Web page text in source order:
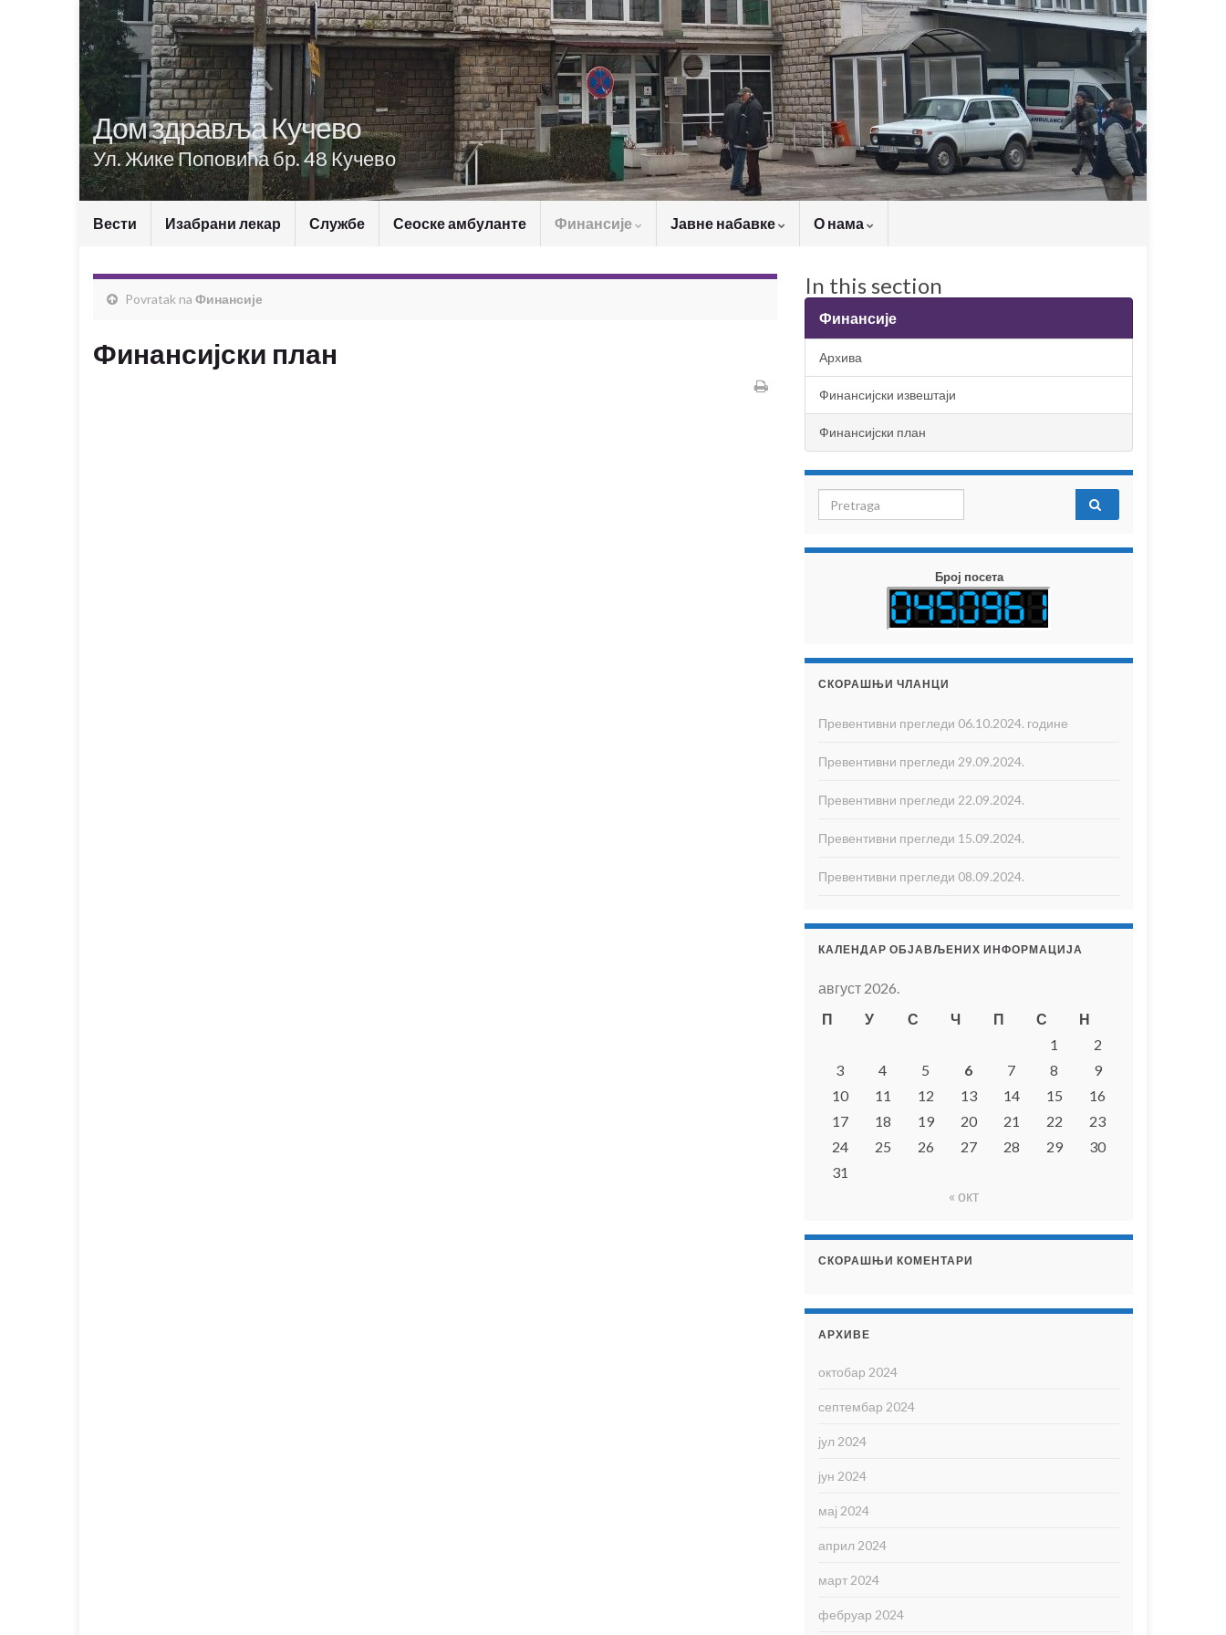
Дом здравља Кучево
Ул. Жике Поповића бр. 48 Кучево
Вести Изабрани лекар Службе Сеоске амбуланте Финансије Јавне набавке О нама
Povratak na Финансије
Финансијски план
In this section
Финансије
Архива
Финансијски извештаји
Финансијски план
Search for:
Број посета
СКОРАШЊИ ЧЛАНЦИ
Превентивни прегледи 06.10.2024. године
Превентивни прегледи 29.09.2024.
Превентивни прегледи 22.09.2024.
Превентивни прегледи 15.09.2024.
Превентивни прегледи 08.09.2024.
КАЛЕНДАР ОБЈАВЉЕНИХ ИНФОРМАЦИЈА
август 2026.
П
У С Ч П С
Н
1
2
3
4 5 6 7 8
9
10
11 12 13 14 15
16
17
18 19 20 21 22
23
24
25 26 27 28 29
30
31
« окт
СКОРАШЊИ КОМЕНТАРИ
АРХИВЕ
октобар 2024
септембар 2024
јул 2024
јун 2024
мај 2024
април 2024
март 2024
фебруар 2024